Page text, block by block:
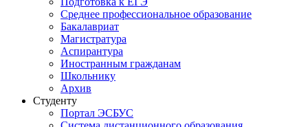
Среднее профессиональное образование
Бакалавриат
Магистратура
Аспирантура
Иностранным гражданам
Школьнику
Архив
Студенту
Портал ЭСБУС